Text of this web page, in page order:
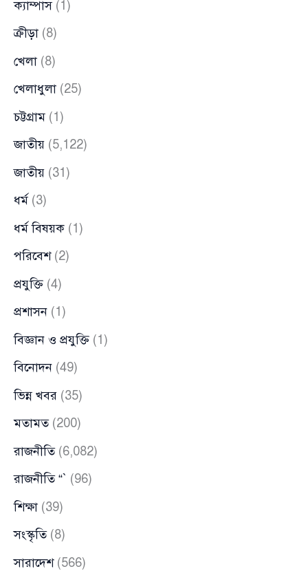
ক্যাম্পাস(1)
ক্রীড়া (8)
খেলা (8)
খেলাধুলা (25)
চট্টগ্রাম (1)
জাতীয় (5,122)
জাতীয় (31)
ধর্ম (3)
ধর্ম বিষয়ক (1)
পরিবেশ(2)
প্রযুক্তি (4)
প্রশাসন (1)
বিজ্ঞান ও প্রযুক্তি (1)
বিনোদন (49)
ভিন্ন খবর (35)
মতামত(200)
রাজনীতি(6,082)
রাজনীতি “` (96)
শিক্ষা (39)
সংস্কৃতি(8)
সারাদেশ(566)